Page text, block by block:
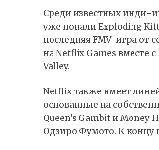
Среди известных инди-
уже попали Exploding
последняяFMV-игра от
на Netflix Games вместе
Valley.
Netflix также имеет
основанные на
Queen's Gambit и Money
Одзиро Фумото. К концу